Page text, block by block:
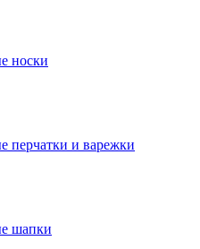
носки
перчатки и варежки
шапки